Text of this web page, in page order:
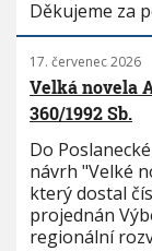
Děkujeme za
17. červenec 2026
Velká novela
360/1992 Sb.
Do
návrh "Velké
který dostal
projednán
regionální